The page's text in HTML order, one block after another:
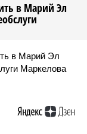
в Марий Эл